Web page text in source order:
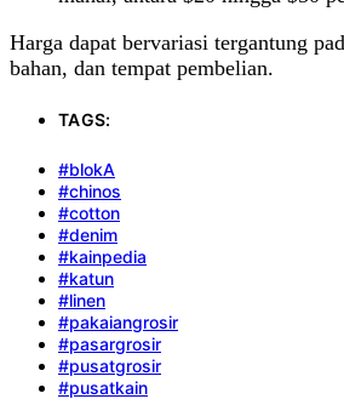
Harga dapat bervariasi tergantung
bahan, dan tempat pembelian.
TAGS:
#blokA
#chinos
#cotton
#denim
#kainpedia
#katun
#linen
#pakaiangrosir
#pasargrosir
#pusatgrosir
#pusatkain